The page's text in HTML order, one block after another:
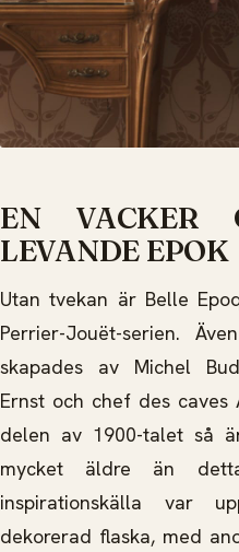
EN VACKER
LEVANDE EPOK
Utan tvekan är Belle
Perrier-Jouët-serien.
skapades av Michel
Ernst och chef des caves
delen av 1900-talet så
mycket äldre än
inspirationskälla var
dekorerad flaska, med